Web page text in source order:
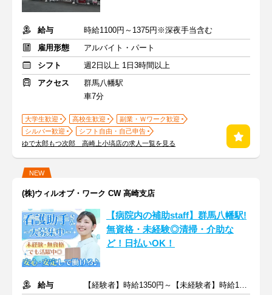
給与
時給1100円～1375円※深夜手当含む
雇用形態
アルバイト・パート
シフト
週2日以上 1日3時間以上
アクセス
群馬八幡駅
車7分
大学生歓迎 高校生歓迎
副業・Ｗワーク歓迎
シルバー歓迎
シフト自由・自己申告
ゆで太郎もつ次郎 高崎上小塙店の求人一覧を見る
NEW
(株)ウィルオブ・ワーク CW 高崎支店
【病院内の補助staff】群馬八幡駅!
無資格・未経験◎清掃・介助な
ど！日払いOK！
給与
【経験者】時給1350円～【未経験者】時給1300円～ ＋交通費